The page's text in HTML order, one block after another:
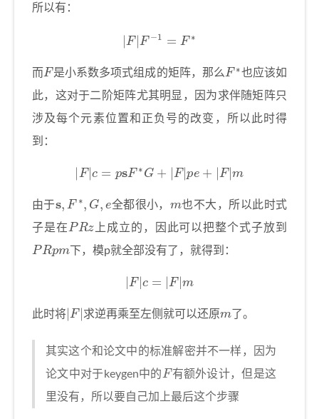
所以有：
|F |F−1 ∗
而F 是小系数多项式组成的矩阵，那么F∗也应该如
此，这对于二阶矩阵尤其明显，因为求伴随矩阵只
涉及每个元素位置和正负号的改变，所以此时得
到：
sF∗G + F|p F m
由于 F∗, G,e 全都很小，
也不大，所以此时式
子是在 PRz 上成立的，因此可以把整个式子放到
PRp 下，模p就全部没有了，就得到：
|F F|m
此时将| F| 求逆再乘至左侧就可以还原 了。
其实这个和论文中的标准解密并不一样，因为
论文中对于keygen中的 F 有额外设计，但是这
里没有，所以要自己加上最后这个步骤